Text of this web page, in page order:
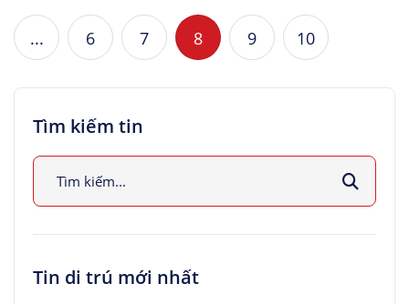
... 6 7 8 9 10
Tìm kiếm tin
Tin di trú mới nhất